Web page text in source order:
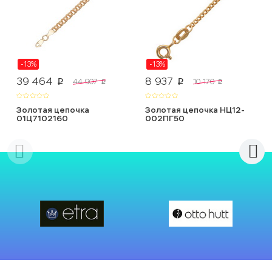
-13%
39 464 p 44 907 p
Золотая цепочка
01Ц7102160
-13%
8 937 p 10 170 p
Золотая цепочка НЦ12-
002ПГ50